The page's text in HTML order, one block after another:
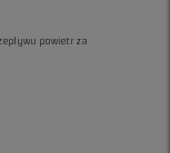
powietrza